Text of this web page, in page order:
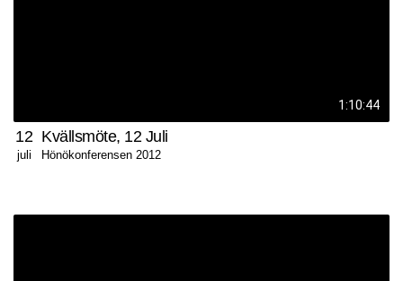
1:10:44
12
juli
Kvällsmöte, 12 Juli
Hönökonferensen 2012